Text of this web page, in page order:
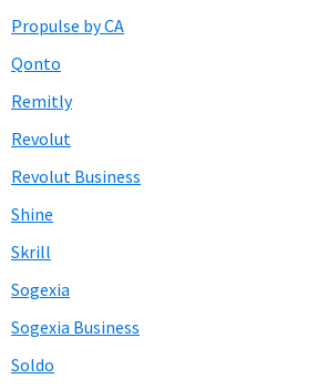
Propulse by CA
Qonto
Remitly
Revolut
Revolut Business
Shine
Skrill
Sogexia
Sogexia Business
Soldo